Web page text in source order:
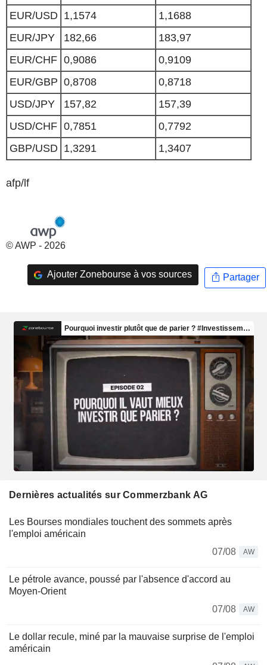
EUR/USD 1,1574
1,1688
EUR/JPY
182,66
183,97
EUR/CHF 0,9086
0,9109
EUR/GBP 0,8708
0,8718
USD/JPY
157,82
157,39
USD/CHF 0,7851
0,7792
GBP/USD 1,3291 1,3407
afp/lf
© AWP - 2026
Ajouter Zonebourse à vos sources Partager
Dernières actualités sur Commerzbank AG
Les Bourses mondiales touchent des sommets après
l'emploi américain
07/08
AW
Le pétrole avance, poussé par l'absence d'accord au
Moyen-Orient
07/08
AW
Le dollar recule, miné par la mauvaise surprise de l'emploi
américain